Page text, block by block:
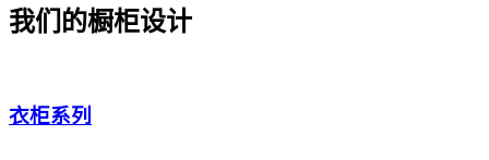
我们的橱柜设计
衣柜系列